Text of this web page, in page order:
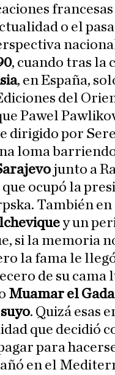
o el
, cuando tras la
, en España,
del
Pawel
dirigido por
loma
junto a
ocupó la
También en
y un
si la memoria
la fama le
de su
Muamar el
. Quizá esas
que decidió
para
en el